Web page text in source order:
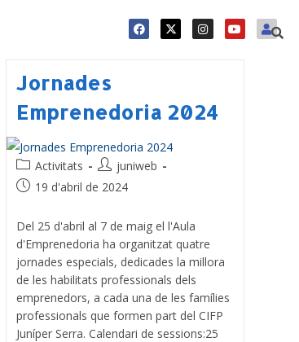
Jornades
Emprenedoria 2024
Activitats
juniweb
19 d'abril de 2024
Del 25 d'abril al 7 de maig el l'Aula
d'Emprenedoria ha organitzat quatre
jornades especials, dedicades la millora
de les habilitats professionals dels
emprenedors, a cada una de les famílies
professionals que formen part del CIFP
Juníper Serra. Calendari de sessions:25